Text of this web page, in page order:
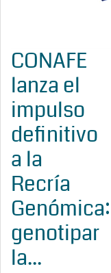
CONAFE
lanza el
impulso
definitivo
a la
Recría
Genómica:
genotipar
la...